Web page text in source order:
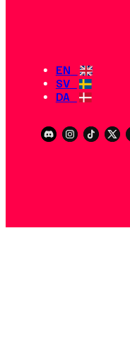
EN
SV
DA